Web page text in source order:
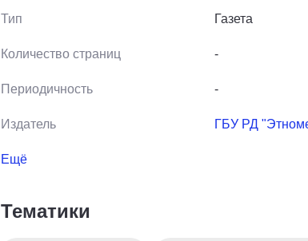
Тип Газета
Количество страниц -
Периодичность -
Издатель ГБУ РД
Ещё
Тематики